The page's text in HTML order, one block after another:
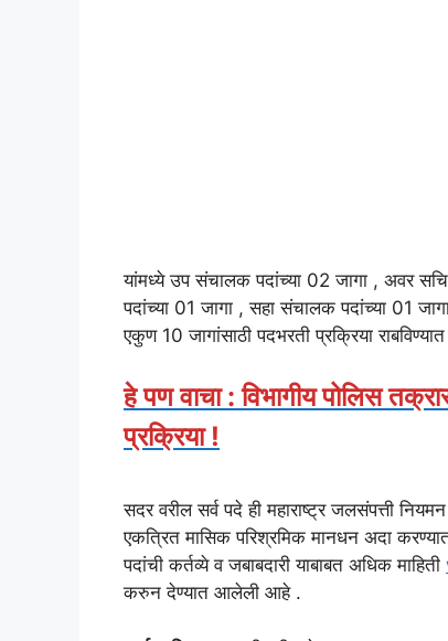
यांमध्ये उप संचालक पदांच्या 02 जागा , अवर
पदांच्या 01 जागा , सहा संचालक पदांच्या 01
एकुण 10 जागांसाठी पदभरती प्रक्रिया
हे पण वाचा : विभागीय पोलिस
प्रक्रिया !
सदर वरील सर्व पदे ही महाराष्ट्र जलसंपत्ती
एकत्रित मासिक परिश्रमिक मानधन अदा
पदांची कर्तव्ये व जबाबदारी याबाबत अधिक माहिती
करुन देण्यात आलेली आहे .